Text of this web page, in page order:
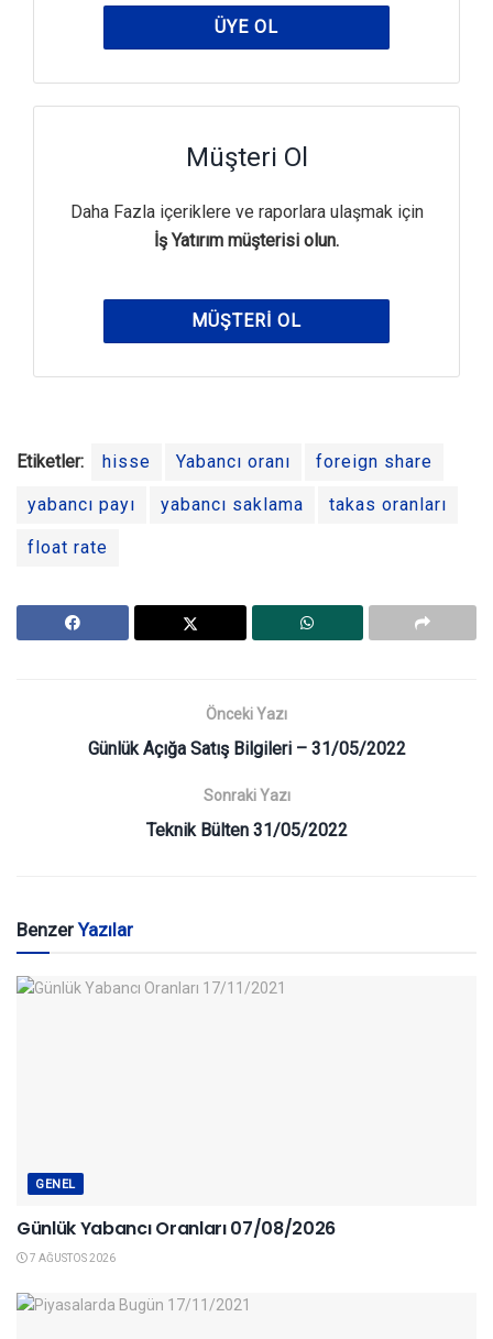
ÜYE OL
Müşteri Ol
Daha Fazla içeriklere ve raporlara ulaşmak için
İş Yatırım müşterisi olun.
MÜŞTERI OL
Etiketler: hisse Yabancı oranı foreign share
yabancı payı yabancı saklama takas oranları
float rate
Önceki Yazı
Günlük Açığa Satış Bilgileri – 31/05/2022
Sonraki Yazı
Teknik Bülten 31/05/2022
BenzerYazılar
GENEL
Günlük Yabancı Oranları 07/08/2026
7 AĞUSTOS 2026